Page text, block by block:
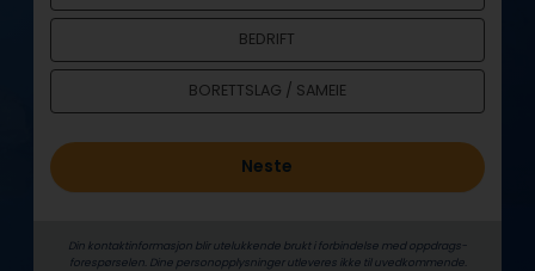
BEDRIFT
BORETTSLAG / SAMEIE
Neste
Din kontaktinformasjon blir utelukkende brukt i forbindelse med oppdrags­
forespørselen. Dine person­­opplysninger utleveres ikke til uvedkommende.